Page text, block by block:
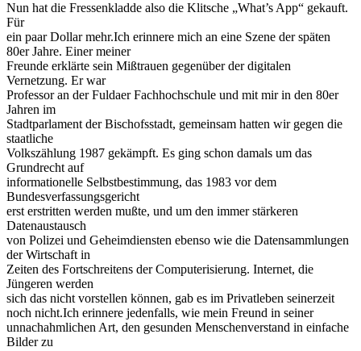
Nun hat die Fressenkladde also die Klitsche „What’s App“ gekauft.
Für
ein paar Dollar mehr.Ich erinnere mich an eine Szene der späten
80er Jahre. Einer meiner
Freunde erklärte sein Mißtrauen gegenüber der digitalen
Vernetzung. Er war
Professor an der Fuldaer Fachhochschule und mit mir in den 80er
Jahren im
Stadtparlament der Bischofsstadt, gemeinsam hatten wir gegen die
staatliche
Volkszählung 1987 gekämpft. Es ging schon damals um das
Grundrecht auf
informationelle Selbstbestimmung, das 1983 vor dem
Bundesverfassungsgericht
erst erstritten werden mußte, und um den immer stärkeren
Datenaustausch
von Polizei und Geheimdiensten ebenso wie die Datensammlungen
der Wirtschaft in
Zeiten des Fortschreitens der Computerisierung. Internet, die
Jüngeren werden
sich das nicht vorstellen können, gab es im Privatleben seinerzeit
noch nicht.Ich erinnere jedenfalls, wie mein Freund in seiner
unnachahmlichen Art, den gesunden Menschenverstand in einfache
Bilder zu